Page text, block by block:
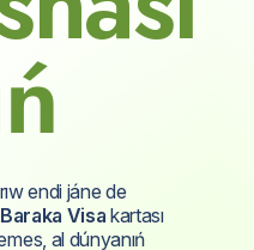
ń
endi jáne de
Baraka Visa kartası
al dúnyanıń